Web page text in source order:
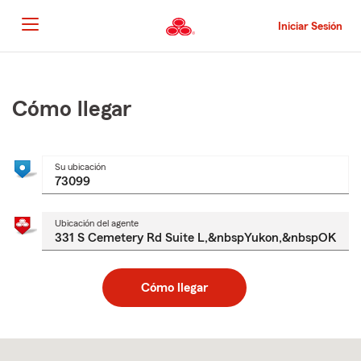
al
contenido
principal
Iniciar Sesión
principal
Cómo llegar
Su ubicación
Ubicación del agente
Cómo llegar
to